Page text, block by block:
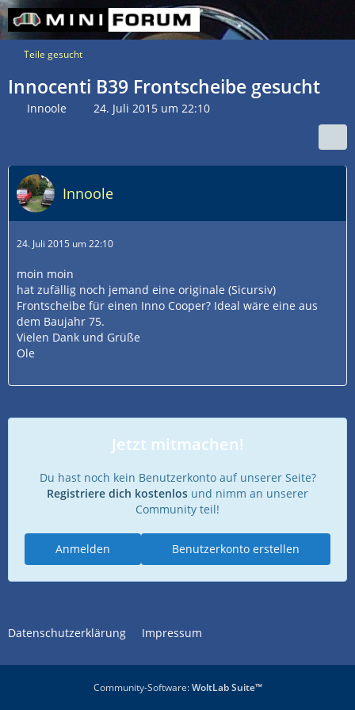
Teile gesucht
Innocenti B39 Frontscheibe gesucht
Innoole 24. Juli 2015 um 22:10
Innoole
24. Juli 2015 um 22:10
moin moin
hat zufällig noch jemand eine originale (Sicursiv)
Frontscheibe für einen Inno Cooper? Ideal wäre eine aus
dem Baujahr 75.
Vielen Dank und Grüße
Ole
Jetzt mitmachen!
Du hast noch kein Benutzerkonto auf unserer Seite?
Registriere dich kostenlos und nimm an unserer
Community teil!
Benutzerkonto erstellen
Anmelden
Datenschutzerklärung Impressum
Community-Software:WoltLab Suite™